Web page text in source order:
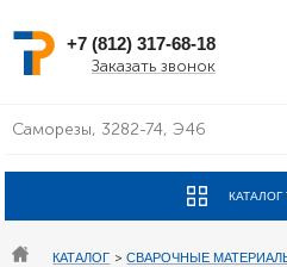
+7 (812) 317-68-18
Заказать звонок
КАТАЛОГ >СВАРОЧНЫЕ